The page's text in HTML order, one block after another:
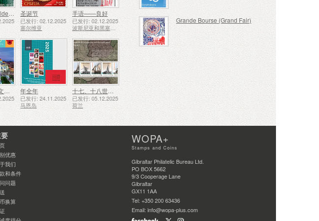
Krišjānis Valdemārs 圣诞节
已发行: 02.12.2025
塞尔维亚
手语——良好
已发行: 02.12.2025
波斯尼亚和黑塞哥维那 - 斯普斯卡共和国
年年度收藏文件夹（纽约） 年全年
已发行: 24.11.2025
马恩岛
十七、十八世纪的航运——泥炭运输
已发行: 05.12.2025
荷兰
Grande Bourse (Grand Fair)
优惠
我们
和条件
问题
换算
WOPA+
Stamps and Coins
Gibraltar Philatelic Bureau Ltd.
PO BOX 5662
9/3 Cooperage Lane
Gibraltar
GX11 1AA
Tel: +350 200 63436
Email: info@wopa-plus.com